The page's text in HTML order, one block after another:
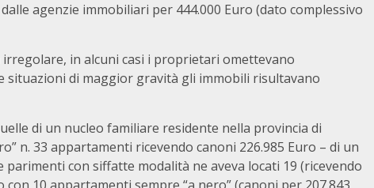
agenzie immobiliari per 444.000 Euro (dato complessivo
in alcuni casi i proprietari omettevano
situazioni di maggior gravità gli immobili risultavano
di un nucleo familiare residente nella provincia di
n. 33 appartamenti ricevendo canoni 226.985 Euro – di un
con siffatte modalità ne aveva locati 19 (ricevendo